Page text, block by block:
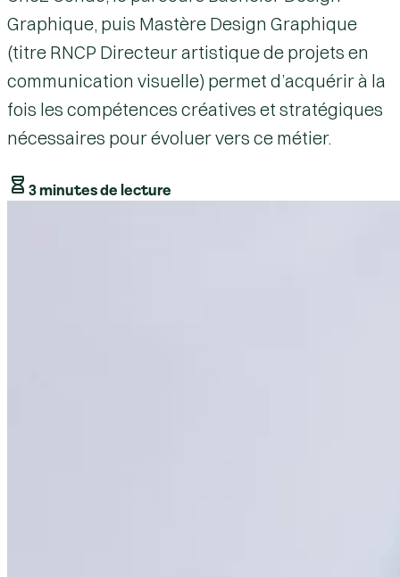
Graphique, puis Mastère Design Graphique
(titre RNCP Directeur artistique de projets en
communication visuelle) permet d’acquérir à la
fois les compétences créatives et stratégiques
nécessaires pour évoluer vers ce métier.
3 minutes de lecture